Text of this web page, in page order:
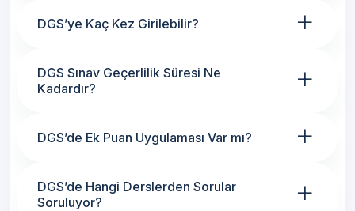
DGS’ye Kaç Kez Girilebilir? +
DGS Sınav Geçerlilik Süresi Ne
Kadardır?
+
DGS’de Ek Puan Uygulaması Var mı? +
DGS’de Hangi Derslerden Sorular
Soruluyor?
+